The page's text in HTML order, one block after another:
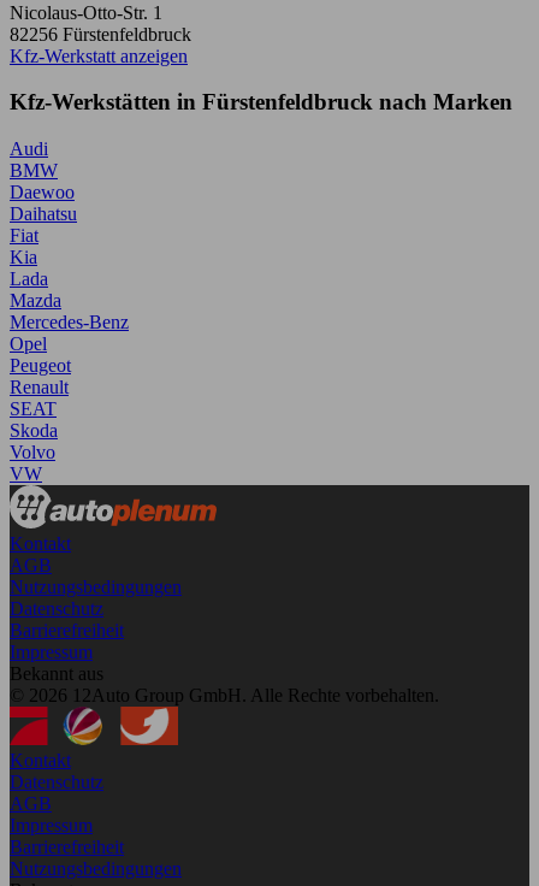
Nicolaus-Otto-Str. 1
82256 Fürstenfeldbruck
Kfz-Werkstatt anzeigen
Kfz-Werkstätten in Fürstenfeldbruck nach Marken
Audi
BMW
Daewoo
Daihatsu
Fiat
Kia
Lada
Mazda
Mercedes-Benz
Opel
Peugeot
Renault
SEAT
Skoda
Volvo
VW
Kontakt
AGB
Nutzungsbedingungen
Datenschutz
Barrierefreiheit
Impressum
Bekannt aus
© 2026 12Auto Group GmbH. Alle Rechte vorbehalten.
Kontakt
Datenschutz
AGB
Impressum
Barrierefreiheit
Nutzungsbedingungen